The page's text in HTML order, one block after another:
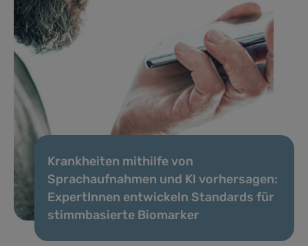
Krankheiten mithilfe von
Sprachaufnahmen und KI vorhersagen:
ExpertInnen entwickeln Standards für
stimmbasierte Biomarker